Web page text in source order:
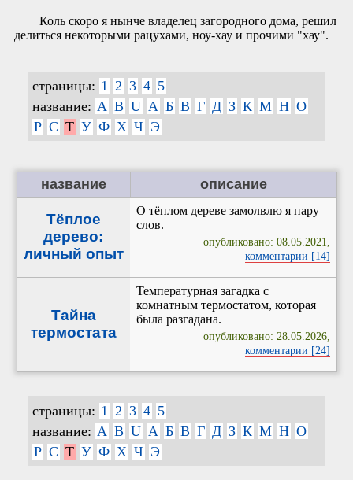
Коль скоро я нынче владелец загородного дома, решил
делиться некоторыми рацухами, ноу-хау и прочими "хау".
страницы: 1 2 3 4 5
название: A B U А Б В Г Д З К М Н О
Р С Т У Ф Х Ч Э
название описание
Тёплое
дерево:
личный опыт
О тёплом дереве замолвлю я пару
слов.
опубликовано: 08.05.2021,
комментарии [14]
Тайна
термостата
Температурная загадка с
комнатным термостатом, которая
была разгадана.
опубликовано: 28.05.2026,
комментарии [24]
страницы: 1 2 3 4 5
название: A B U А Б В Г Д З К М Н О
Р С Т У Ф Х Ч Э